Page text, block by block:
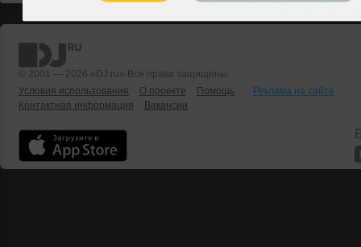
© 2001 — 2026 «DJ.ru» Все права защищены.
Условия использования
О проекте Помощь
Реклама на сайте
Контактная информация
Вакансии